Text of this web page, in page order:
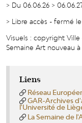
> Du 06.06.26 >
> Libre accès - fermé
Visuels : copyright
Semaine Art nouveau
Liens
Réseau
GAR-Archives
l'Université de
La Semaine de